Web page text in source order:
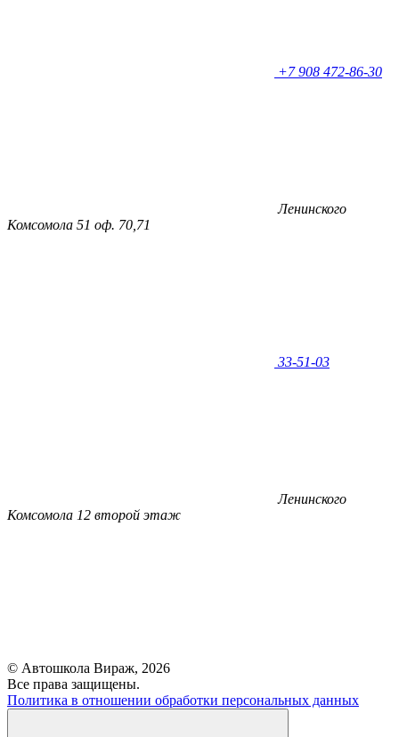
+7 908 472-86-30
Ленинского
Комсомола 51 оф. 70,71
33-51-03
Ленинского
Комсомола 12 второй этаж
© Автошкола Вираж, 2026
Все права защищены.
Политика в отношении обработки персональных данных